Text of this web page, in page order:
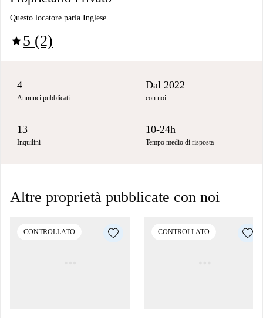
Questo locatore parla Inglese
star5 (2)
4
Annunci pubblicati
Dal 2022
con noi
13
Inquilini
10-24h
Tempo medio di risposta
Altre proprietà pubblicate con noi
CONTROLLATO CONTROLLATO